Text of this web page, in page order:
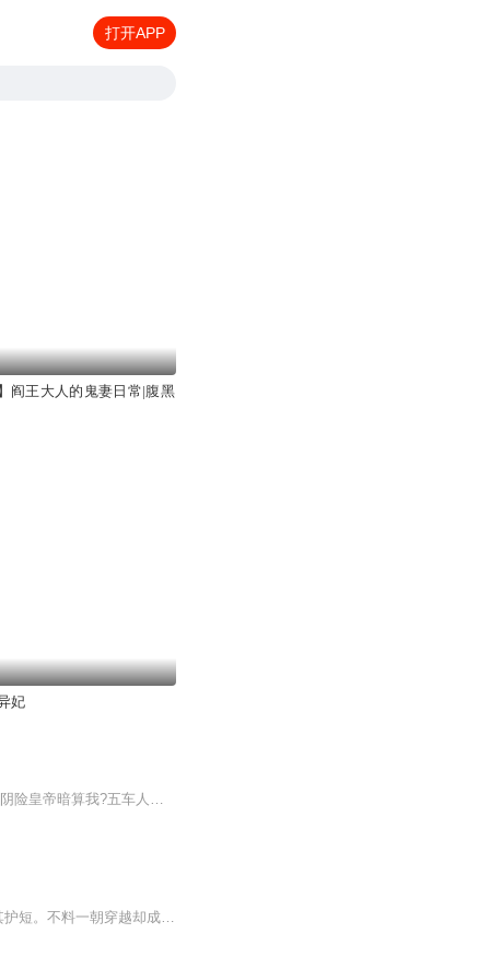
打开APP
阎王大人的鬼妻日常|腹黑
妃
庶母庶妹想害我?打你个满脸开花,随时腿颤抖!渣皇子想退婚?当着天下人,休了你这只王八蛋!阴险皇帝暗算我?五车人头送给你!超级门派要挟我?灭你宗门轻飘飘!哎呦,那个冰块世子玉佩好特别!什么?玉佩离了冰块身上就实效?那冰块世字子你就从了我吧!这是一个欢脱逗比的吃或带领蠢萌一路斩杀的甜宠爽文!
作者:纳兰夜樱内容简介:她是夜煞，黑暗之王，为人狂妄霸道且没心没肺，腹黑狡诈却又极其护短。不料一朝穿越却成为将军府的花痴废柴小姐。被嫡姐虐打，大娘算计嫁给傻子。再次睁眼，却看到一双纯真的眼眸。他，天辰王朝痴傻王爷，殊不知，痴傻只是他的面具。真正的他，嗜血冷漠，狂妄霸道，却独独给了她一世独宠。她要杀人，他腾地方，她要整太子，他便堵了太子所有活路。为他，她双手沾满鲜血；为他，遇佛杀佛，遇神杀神，为他，他愿意退却一身傲骨甘愿绕指柔。为他，她甘愿化身成魔与他一起弑杀天下。为她，他亦倾尽所有，江山不要，性命不要， 血海深仇可以放弃；所有的付出都只为了她，一个绝代风华的人儿。